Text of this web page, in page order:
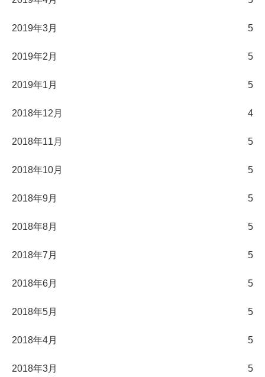
2019年3月 5
2019年2月 5
2019年1月 5
2018年12月 4
2018年11月 5
2018年10月 5
2018年9月 5
2018年8月 5
2018年7月 5
2018年6月 5
2018年5月 5
2018年4月 5
2018年3月 5